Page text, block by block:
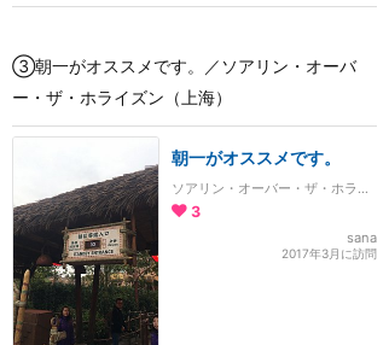
③朝一がオススメです。／ソアリン・オーバ
ー・ザ・ホライズン（上海）
朝一がオススメです。
ソアリン・オーバー・ザ・ホライズン
3
sana
2017年3月に訪問